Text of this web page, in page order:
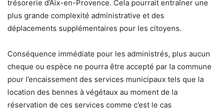
trésorerie d’Aix-en-Provence. Cela pourrait entraîner une
plus grande complexité administrative et des
déplacements supplémentaires pour les citoyens.
Conséquence immédiate pour les administrés, plus aucun
cheque ou espèce ne pourra être accepté par la commune
pour l’encaissement des services municipaux tels que la
location des bennes à végétaux au moment de la
réservation de ces services comme c’est le cas